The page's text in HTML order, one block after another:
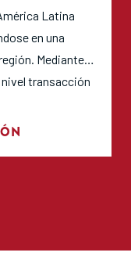
Latina
en una
Mediante
transacción
e identifica
México y